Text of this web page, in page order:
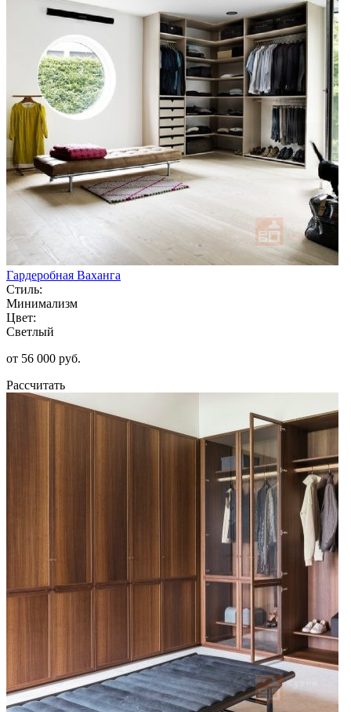
Гардеробная Ваханга
Стиль:
Минимализм
Цвет:
Светлый
от 56 000 руб.
Рассчитать